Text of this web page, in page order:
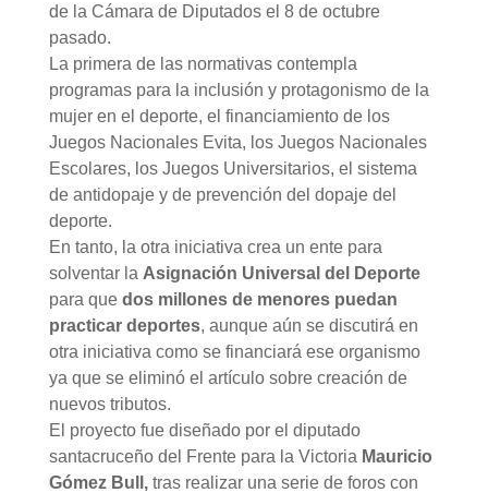
de la Cámara de Diputados el 8 de octubre
pasado.
La primera de las normativas contempla
programas para la inclusión y protagonismo de la
mujer en el deporte, el financiamiento de los
Juegos Nacionales Evita, los Juegos Nacionales
Escolares, los Juegos Universitarios, el sistema
de antidopaje y de prevención del dopaje del
deporte.
En tanto, la otra iniciativa crea un ente para
solventar la Asignación Universal del Deporte
para que dos millones de menores puedan
practicar deportes, aunque aún se discutirá en
otra iniciativa como se financiará ese organismo
ya que se eliminó el artículo sobre creación de
nuevos tributos.
El proyecto fue diseñado por el diputado
santacruceño del Frente para la Victoria Mauricio
Gómez Bull,tras realizar una serie de foros con